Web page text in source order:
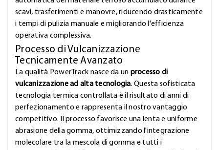
scavi, trasferimenti e manovre, riducendo drasticamente
i tempi di pulizia manuale e migliorando l'efficienza
operativa complessiva.
Processo di Vulcanizzazione
Tecnicamente Avanzato
La qualità PowerTrack nasce da un processo di
vulcanizzazione ad alta tecnologia. Questa sofisticata
tecnologia termica controllata è il risultato di anni di
perfezionamento e rappresenta il nostro vantaggio
competitivo. Il processo favorisce una lenta e uniforme
abrasione della gomma, ottimizzando l'integrazione
molecolare tra la mescola di gomma e tutti i